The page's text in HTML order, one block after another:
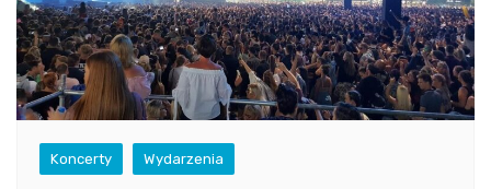
Koncerty Wydarzenia